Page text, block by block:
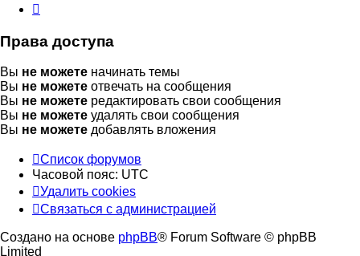
Права доступа
Вы не можете начинать темы
Вы не можете отвечать на сообщения
Вы не можете редактировать свои сообщения
Вы не можете удалять свои сообщения
Вы не можете добавлять вложения
Список форумов
Часовой пояс: UTC
Удалить cookies
Связаться с администрацией
Создано на основе phpBB® Forum Software © phpBB
Limited